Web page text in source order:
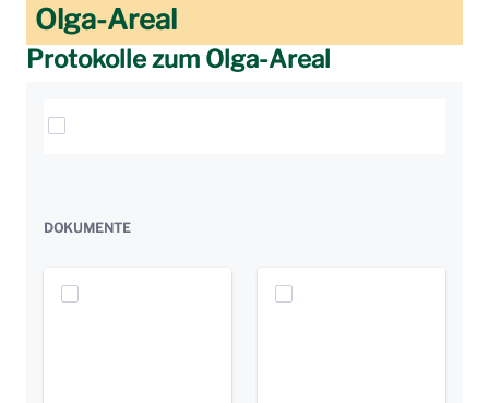
Olga-Areal
Protokolle zum Olga-Areal
Elemente auswählen
DOKUMENTE